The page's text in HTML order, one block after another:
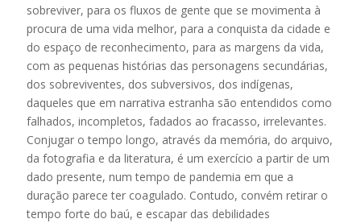
sobreviver, para os fluxos de gente que se movimenta à
procura de uma vida melhor, para a conquista da cidade e
do espaço de reconhecimento, para as margens da vida,
com as pequenas histórias das personagens secundárias,
dos sobreviventes, dos subversivos, dos indígenas,
daqueles que em narrativa estranha são entendidos como
falhados, incompletos, fadados ao fracasso, irrelevantes.
Conjugar o tempo longo, através da memória, do arquivo,
da fotografia e da literatura, é um exercício a partir de um
dado presente, num tempo de pandemia em que a
duração parece ter coagulado. Contudo, convém retirar o
tempo forte do baú, e escapar das debilidades